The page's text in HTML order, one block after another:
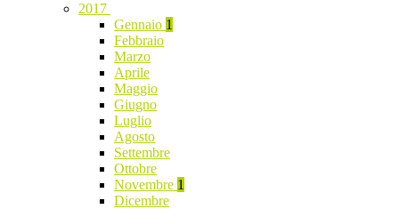
2017
Gennaio 1
Febbraio
Marzo
Aprile
Maggio
Giugno
Luglio
Agosto
Settembre
Ottobre
Novembre 1
Dicembre